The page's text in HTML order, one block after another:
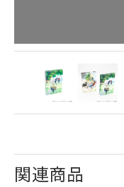
関連商品